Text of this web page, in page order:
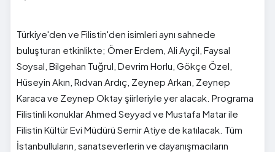
Türkiye'den ve Filistin'den isimleri aynı sahnede
buluşturan etkinlikte; Ömer Erdem, Ali Ayçil, Faysal
Soysal, Bilgehan Tuğrul, Devrim Horlu, Gökçe Özel,
Hüseyin Akın, Rıdvan Ardıç, Zeynep Arkan, Zeynep
Karaca ve Zeynep Oktay şiirleriyle yer alacak. Programa
Filistinli konuklar Ahmed Seyyad ve Mustafa Matar ile
Filistin Kültür Evi Müdürü Semir Atiye de katılacak. Tüm
İstanbulluların, sanatseverlerin ve dayanışmacıların